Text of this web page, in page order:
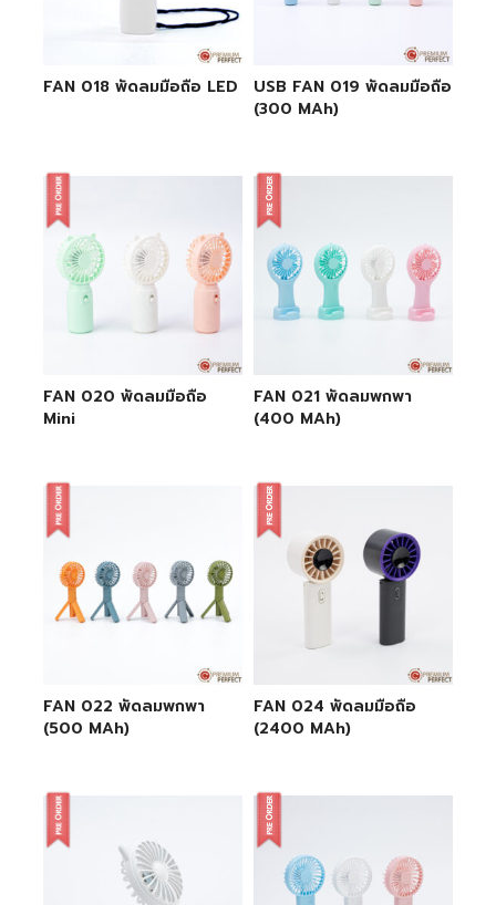
FAN 018 พัดลมมือถือ LED
USB FAN 019 พัดลมมือถือ
(300 MAh)
FAN 020 พัดลมมือถือ
Mini
FAN 021 พัดลมพกพา
(400 MAh)
FAN 022 พัดลมพกพา
(500 MAh)
FAN 024 พัดลมมือถือ
(2400 MAh)